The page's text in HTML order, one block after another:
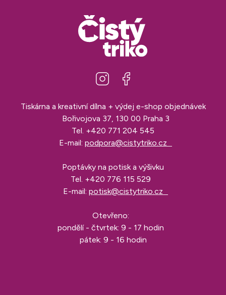
Tiskárna a kreativní dílna + výdej e-shop objednávek
Bořivojova 37, 130 00 Praha 3
Tel. +420 771 204 545
E-mail: podpora@cistytriko.cz
Poptávky na potisk a výšivku
Tel. +420 776 115 529
E-mail: potisk@cistytriko.cz
Otevřeno:
pondělí - čtvrtek: 9 - 17 hodin
pátek: 9 - 16 hodin